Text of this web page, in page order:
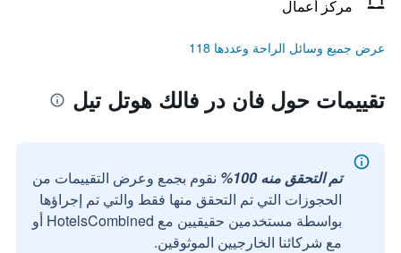
مركز أعمال
عرض جميع وسائل الراحة وعددها 118
تقييمات حول فان در فالك هوتل تيل
تم التحقق منه 100%
نقوم بجمع وعرض التقييمات من
الحجوزات التي تم التحقق منها فقط والتي تم إجراؤها
بواسطة مستخدمين حقيقيين مع HotelsCombined أو
مع شركائنا الخارجيين الموثوقين.